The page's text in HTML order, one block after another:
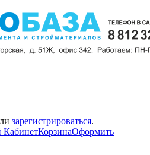
зарегистрироваться.
КорзинаОформить